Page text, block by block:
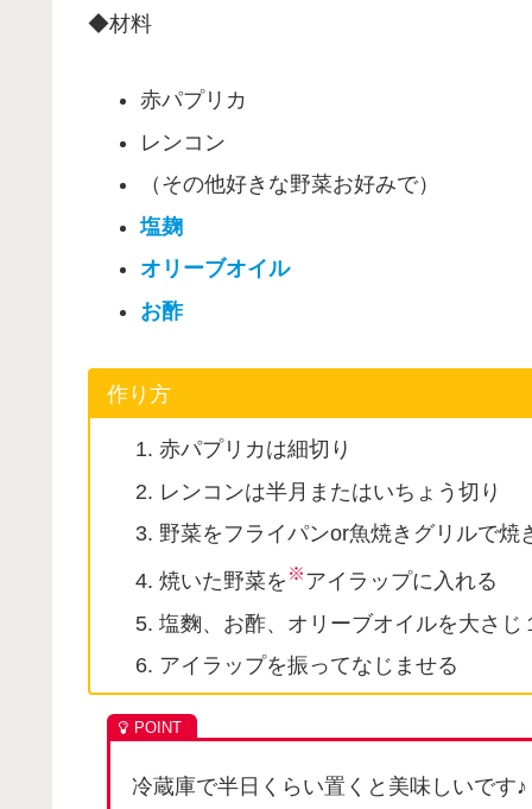
◆材料
赤パプリカ
レンコン
（その他好きな野菜お好みで）
塩麹
オリーブオイル
お酢
作り方
赤パプリカは細切り
レンコンは半月またはいちょう切り
野菜をフライパンor魚焼きグリルで焼
焼いた野菜を ※アイラップに入れる
塩麴、お酢、オリーブオイルを大さじ
アイラップを振ってなじませる
冷蔵庫で半日くらい置くと美味しいです♪